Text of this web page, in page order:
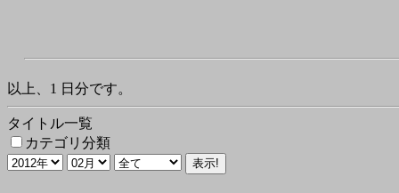
以上、1 日分です。
タイトル一覧
カテゴリ分類